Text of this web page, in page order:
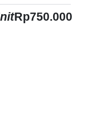
Rp750.000